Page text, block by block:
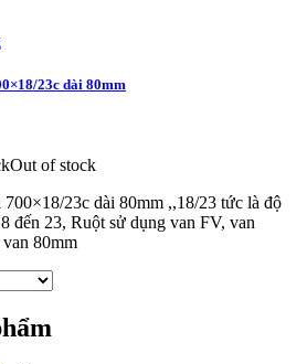
23c dài 80mm
Out of stock
23c dài 80mm ,,18/23 tức là độ
đến 23, Ruột sử dụng van FV, van
80mm